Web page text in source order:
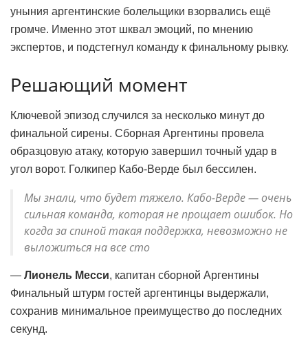
уныния аргентинские болельщики взорвались ещё
громче. Именно этот шквал эмоций, по мнению
экспертов, и подстегнул команду к финальному рывку.
Решающий момент
Ключевой эпизод случился за несколько минут до
финальной сирены. Сборная Аргентины провела
образцовую атаку, которую завершил точный удар в
угол ворот. Голкипер Кабо-Верде был бессилен.
Мы знали, что будет тяжело. Кабо-Верде — очень
сильная команда, которая не прощает ошибок. Но
когда за спиной такая поддержка, невозможно не
выложиться на все сто
— Лионель Месси, капитан сборной Аргентины
Финальный штурм гостей аргентинцы выдержали,
сохранив минимальное преимущество до последних
секунд.